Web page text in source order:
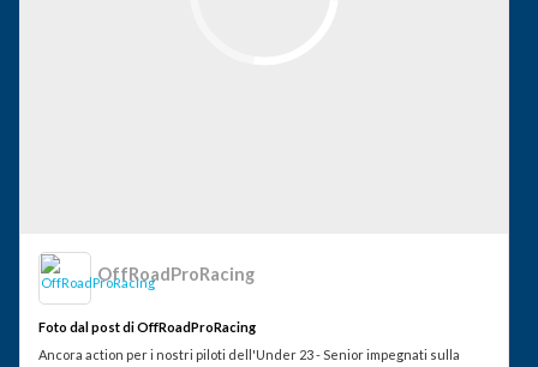
OffRoadProRacing
Foto dal post di OffRoadProRacing
Ancora action per i nostri piloti dell'Under 23 - Senior impegnati sulla